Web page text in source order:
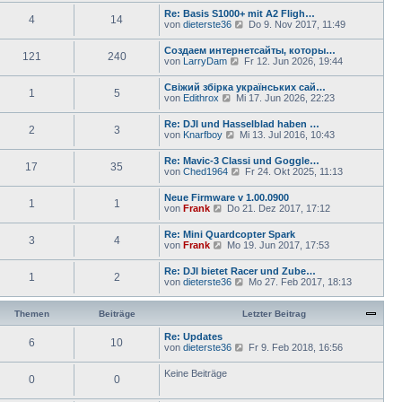
r
a
g
e
i
t
r
a
g
e
s
t
e
r
e
i
r
a
g
4 14
Re: Basis S1000+ mit A2 Fligh…
von dieterste36
N
e
s
t
e
r
e
i
t
r
a
g
Do 9. Nov 2017, 11:49
121 240
Создаем интернетсайты, которы…
von LarryDam
N
e
s
t
e
r
e
i
r
a
g
Fr 12. Jun 2026, 19:44
1 5
Свіжий збірка українських сай…
von Edithrox
N
e
s
t
e
r
e
i
t
r
a
g
Mi 17. Jun 2026, 22:23
2 3
Re: DJI und Hasselblad haben …
von Knarfboy
N
e
s
t
e
r
e
i
t
r
a
g
Mi 13. Jul 2016, 10:43
17 35
Re: Mavic-3 Classi und Goggle…
von Ched1964
N
e
s
t
e
r
e
i
t
r
a
Fr 24. Okt 2025, 11:13
1 1
Neue Firmware v 1.00.0900
von Frank
N
e
s
t
e
r
e
t
a
Do 21. Dez 2017, 17:12
3 4
Re: Mini Quardcopter Spark
von Frank
N
e
s
t
i
t
r
Mo 19. Jun 2017, 17:53
1 2
Re: DJI bietet Racer und Zube…
von dieterste36
N
u
e
s
e
t
Mo 27. Feb 2017, 18:13
Themen Beiträge Letzter Beitrag
6 10
Re: Updates
von dieterste36
NFr 9. Feb 2018, 16:56
0 0 Keine Beiträge